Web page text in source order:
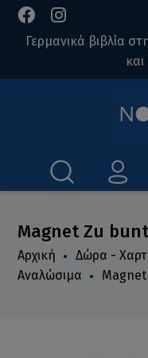
Γερμανικά βιβλία
Magnet Zu
Αρχική Δώρα -
Αναλώσιμα